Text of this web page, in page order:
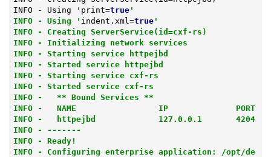
INFO - Using 'print=true'
INFO - Using ' indent.xml=true'
INFO - Creating ServerService(id=cxf-rs)
INFO - Initializing network services
INFO - Starting service httpejbd
INFO - Started service httpejbd
INFO - Starting service cxf-rs
INFO - Started service cxf-rs
INFO -   ** Bound Services **
INFO -   NAME                 IP              PORT
INFO -   httpejbd             127.0.0.1       4204
INFO - -------
INFO - Ready!
INFO - Configuring enterprise application: /opt/de